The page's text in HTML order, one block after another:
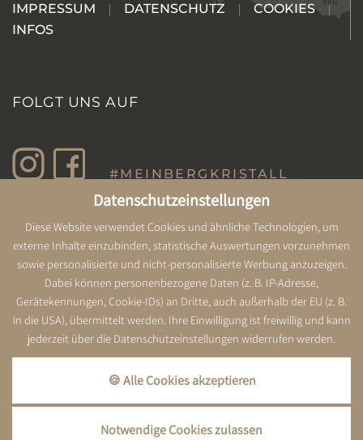
Datenschutzeinstellungen
Diese Website verwendet Cookies und ähnliche Technologien, um
externe Inhalte einzubinden, statistische Auswertungen vorzunehmen
sowie personalisierte und nicht-personalisierte Werbung anzuzeigen.
Dabei können personenbezogene Daten (z. B. IP-Adresse,
Gerätekennungen, Cookie-IDs) an Dritte, auch außerhalb der EU (z. B.
in die USA), übermittelt werden. Ihre Einwilligung ist freiwillig und kann
jederzeit über die Datenschutzeinstellungen widerrufen werden.
🍪 Alle Cookies akzeptieren
Notwendige Cookies zulassen
IMPRESSUM DATENSCHUTZ
COOKIES
INFOS
FOLGT UNS AUF
#MEINBERGKRISTALL
PARTNER & AUSZEICHNUNGEN